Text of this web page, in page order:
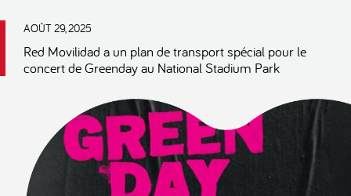
AOÛT 29, 2025
Red Movilidad a un plan de transport spécial pour le
concert de Greenday au National Stadium Park